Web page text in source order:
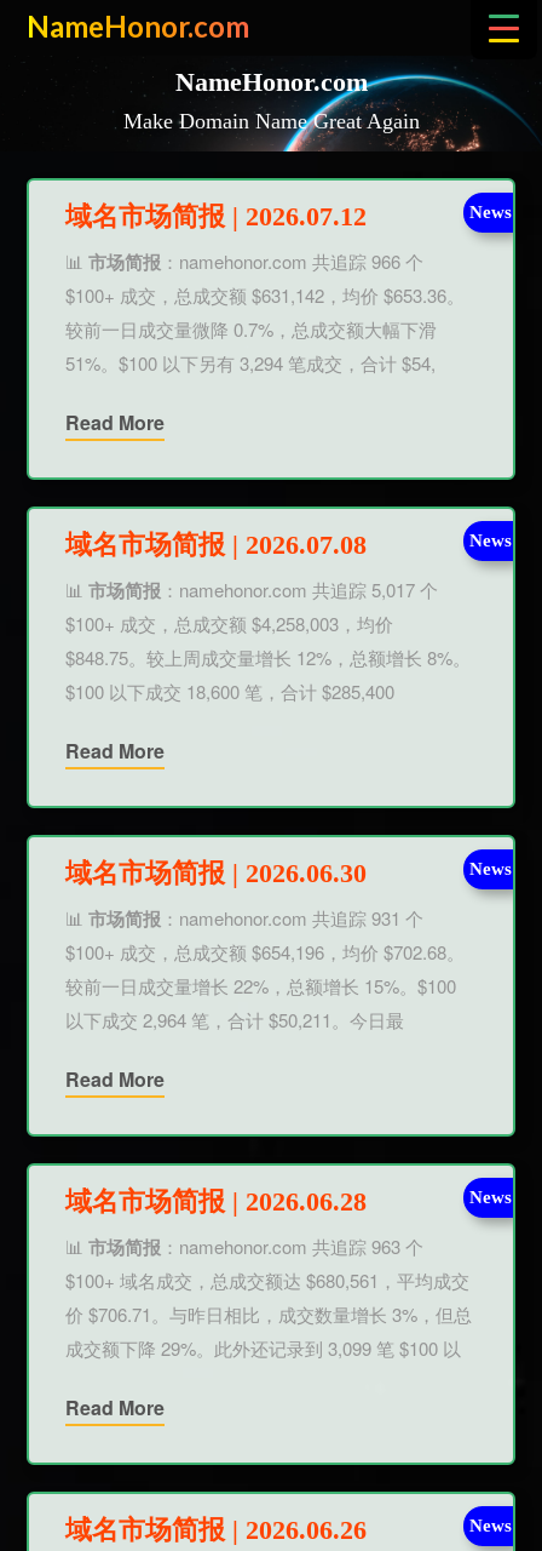
Skip
content
NameHonor.com
NameHonor.com
Make Domain Name Great Again
域名市场简报 | 2026.07.12 News
📊市场简报 ：namehonor.com 共追踪 966 个
$100+ 成交，总成交额 $631,142，均价 $653.36。
较前一日成交量微降 0.7%，总成交额大幅下滑
51%。$100 以下另有 3,294 笔成交，合计 $54,
Read More
域名市场简报 | 2026.07.08 News
📊市场简报 ：namehonor.com 共追踪 5,017 个
$100+ 成交，总成交额 $4,258,003，均价
$848.75。较上周成交量增长 12%，总额增长 8%。
$100 以下成交 18,600 笔，合计 $285,400
Read More
域名市场简报 | 2026.06.30 News
📊市场简报 ：namehonor.com 共追踪 931 个
$100+ 成交，总成交额 $654,196，均价 $702.68。
较前一日成交量增长 22%，总额增长 15%。$100
以下成交 2,964 笔，合计 $50,211。今日最
Read More
域名市场简报 | 2026.06.28 News
📊市场简报 ：namehonor.com 共追踪 963 个
$100+ 域名成交，总成交额达 $680,561，平均成交
价 $706.71。与昨日相比，成交数量增长 3%，但总
成交额下降 29%。此外还记录到 3,099 笔 $100 以
Read More
域名市场简报 | 2026.06.26 News